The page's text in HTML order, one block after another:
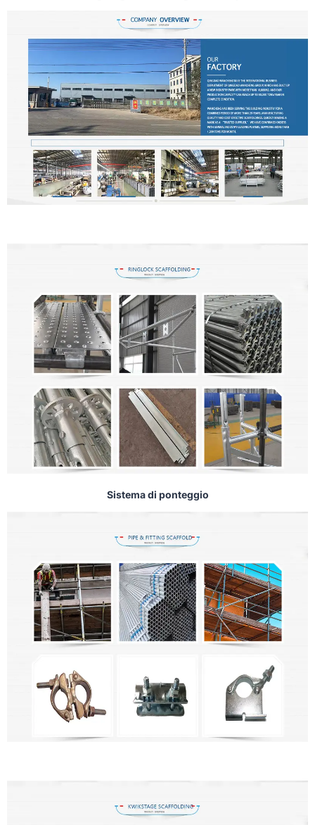
Sistema di ponteggio